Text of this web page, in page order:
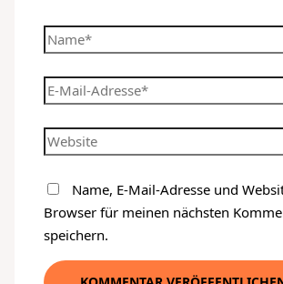
Name, E-Mail-Adresse und
Browser für meinen nächsten
speichern.